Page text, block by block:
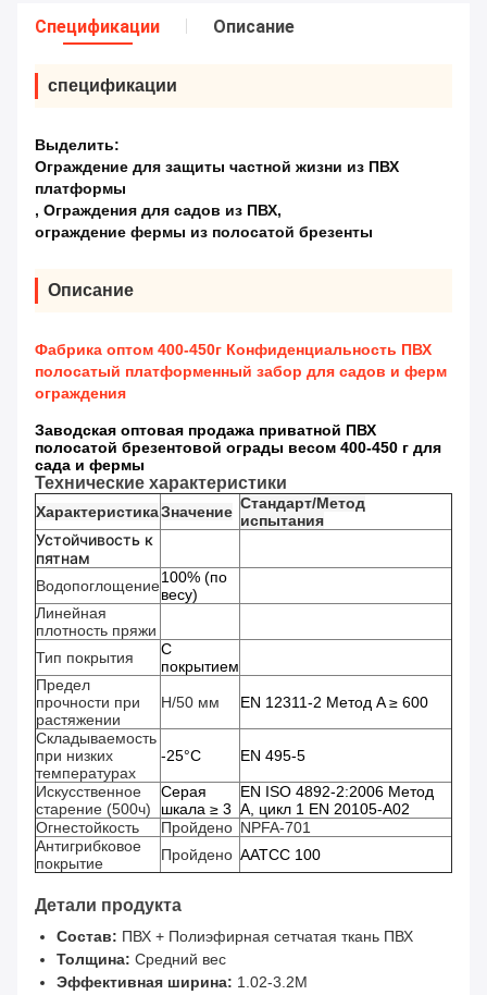
Спецификации Описание
спецификации
Выделить:
Ограждение для защиты частной жизни из ПВХ
платформы
, Ограждения для садов из ПВХ,
ограждение фермы из полосатой брезенты
Описание
Фабрика оптом 400-450г Конфиденциальность ПВХ
полосатый платформенный забор для садов и ферм
ограждения
Заводская оптовая продажа приватной ПВХ
полосатой брезентовой ограды весом 400-450 г для
сада и фермы
Технические характеристики
ХарактеристикаЗначение Стандарт/Метод
испытания
Устойчивость к
пятнам
Водопоглощение100% (по
весу)
Линейная
плотность пряжи
Тип покрытия
С
покрытием
Предел
прочности при
растяжении
Н/50 мм EN 12311-2 Метод A ≥ 600
Складываемость
при низких
температурах
-25°C EN 495-5
Искусственное
старение (500ч)
Серая
шкала ≥ 3
EN ISO 4892-2:2006 Метод
A, цикл 1 EN 20105-A02
Огнестойкость
Пройдено NPFA-701
Антигрибковое
покрытие
Пройдено AATCC 100
Детали продукта
Состав: ПВХ + Полиэфирная сетчатая ткань ПВХ
Толщина: Средний вес
Эффективная ширина: 1.02-3.2M